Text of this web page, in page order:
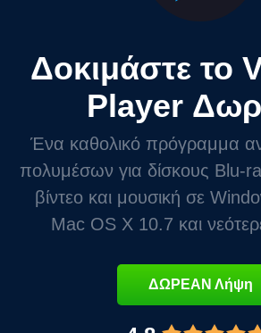
Δοκιμάστε το
Player
Ένα καθολικό πρόγραμμα
πολυμέσων για δίσκους Blu-
βίντεο και μουσική σε
Mac OS X 10.7 και
ΔΩΡΕΑΝ Λήψη